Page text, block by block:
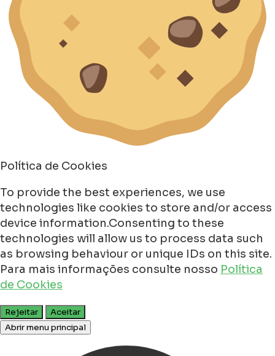
Política de Cookies
To provide the best experiences, we use
technologies like cookies to store and/or access
device information.Consenting to these
technologies will allow us to process data such
as browsing behaviour or unique IDs on this site.
Para mais informações consulte nosso Política
de Cookies
Rejeitar
Aceitar
Abrir menu principal